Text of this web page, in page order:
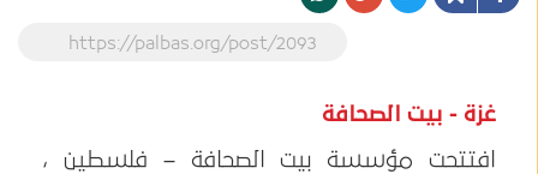
https://palbas.org/post/2093
غزة - بيت الصحافة
افتتحت مؤسسة بيت الصحافة – فلسطين ،